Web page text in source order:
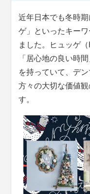
近年日本でも冬時
ゲ」といったキー
ました。ヒュッゲ
「居心地の良い時
を持っていて、デ
方々の大切な価値
す。